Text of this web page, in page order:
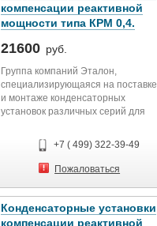
компенсации реактивной
мощности типа КРМ 0,4.
21600 руб.
Группа компаний Эталон,
специализирующаяся на поставке
и монтаже конденсаторных
установок различных серий для
предприятий. Предлагает к
поставке конденсаторные
установки компенсации реактивной
регулированием реактивной
мощности.Диапозон мощностей до
+7 ( 499) 322-39-49
Пожаловаться
Конденсаторные установки
компенсации реактивной